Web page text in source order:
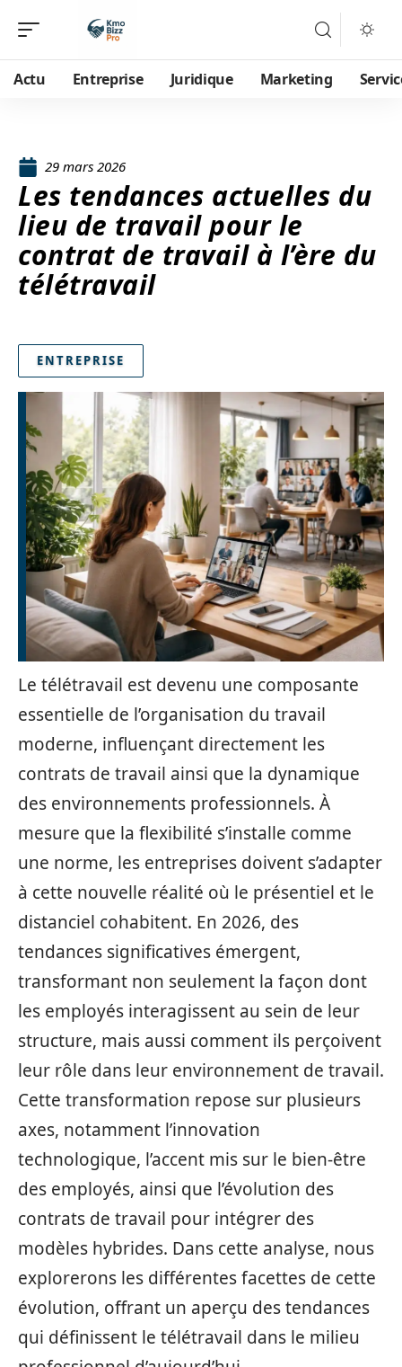
Actu Entreprise Juridique Marketing
29 mars 2026
Les tendances actuelles du
lieu de travail pour le
contrat de travail à l’ère du
télétravail
ENTREPRISE
Le télétravail est devenu une composante
essentielle de l’organisation du travail
moderne, influençant directement les
contrats de travail ainsi que la dynamique
des environnements professionnels. À
mesure que la flexibilité s’installe comme
une norme, les entreprises doivent s’adapter
à cette nouvelle réalité où le présentiel et le
distanciel cohabitent. En 2026, des
tendances significatives émergent,
transformant non seulement la façon dont
les employés interagissent au sein de leur
structure, mais aussi comment ils perçoivent
leur rôle dans leur environnement de travail.
Cette transformation repose sur plusieurs
axes, notamment l’innovation
technologique, l’accent mis sur le bien-être
des employés, ainsi que l’évolution des
contrats de travail pour intégrer des
modèles hybrides. Dans cette analyse, nous
explorerons les différentes facettes de cette
évolution, offrant un aperçu des tendances
qui définissent le télétravail dans le milieu